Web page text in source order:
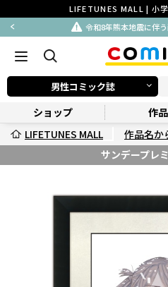
LIFETUNES MALL | 小
令和8年熊本地震に伴
男性コミック誌
ショップ 作品
LIFETUNES MALL
作品名か
サンデープレ